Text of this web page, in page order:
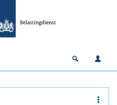
Open